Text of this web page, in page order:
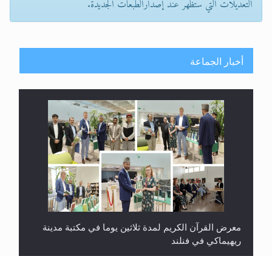
التعديلات التي ستظهر عند إصدارالطبعات الجديدة.
أخبار الجماعة
معرض القرآن الكريم لمدة ثلاثين يوما في مكتبة مدينة
ريهيماكي في فنلند